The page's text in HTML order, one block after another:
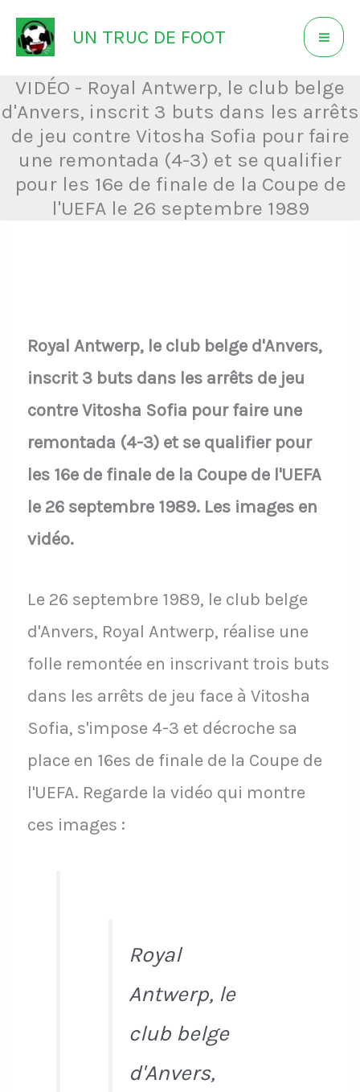
Aller
au
contenu
UN TRUC DE FOOT
VIDÉO - Royal Antwerp, le club belge
d'Anvers, inscrit 3 buts dans les arrêts
de jeu contre Vitosha Sofia pour faire
une remontada (4-3) et se qualifier
pour les 16e de finale de la Coupe de
l'UEFA le 26 septembre 1989
Royal Antwerp, le club belge d'Anvers,
inscrit 3 buts dans les arrêts de jeu
contre Vitosha Sofia pour faire une
remontada (4-3) et se qualifier pour
les 16e de finale de la Coupe de l'UEFA
le 26 septembre 1989. Les images en
vidéo.
Le 26 septembre 1989, le club belge
d'Anvers, Royal Antwerp, réalise une
folle remontée en inscrivant trois buts
dans les arrêts de jeu face à Vitosha
Sofia, s'impose 4-3 et décroche sa
place en 16es de finale de la Coupe de
l'UEFA. Regarde la vidéo qui montre
ces images :
Royal
Antwerp, le
club belge
d'Anvers,